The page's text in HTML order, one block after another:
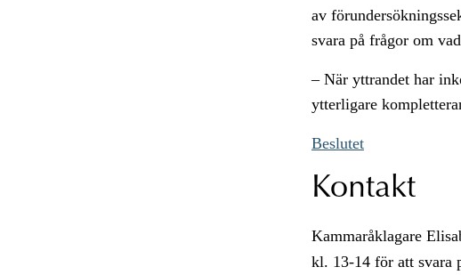
av
svara på frågor om
– När yttrandet har
ytterligare
Beslutet
Kontakt
Kammaråklagare
kl. 13-14 för att svara